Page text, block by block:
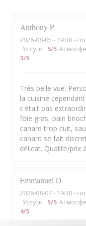
AnthonyP
2026-08-05 - 19:30 -
Услуги : 5/5
3/5
Très belle vue.
la cuisine
c'était pas
foie gras, pain
canard trop cuit,
canard se fait
délicat. Qualité/prix
Emmanuel D
2026-08-07- 19:30 -
Услуги : 5/5
4/5